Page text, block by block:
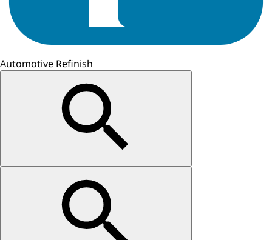
Automotive Refinish